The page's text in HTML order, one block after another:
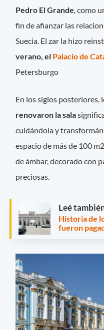
Pedro El Grande, como
fin de afianzar las
Suecia. El zar la hizo
verano, el Palacio de
Petersburgo
En los siglos posteriores,
renovaron la sala
cuidándola y
espacio de más de 100
de ámbar, decorado con
preciosas.
Leé
Historia de
fueron